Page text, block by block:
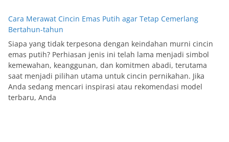
Cara Merawat Cincin Emas Putih agar Tetap Cemerlang
Bertahun-tahun
Siapa yang tidak terpesona dengan keindahan murni cincin
emas putih? Perhiasan jenis ini telah lama menjadi simbol
kemewahan, keanggunan, dan komitmen abadi, terutama
saat menjadi pilihan utama untuk cincin pernikahan. Jika
Anda sedang mencari inspirasi atau rekomendasi model
terbaru, Anda